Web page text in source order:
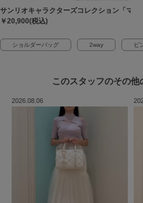
サンリオキャラクターズコレクション「マ
￥20,900(税込)
ショルダーバッグ 2way ピ
このスタッフのその他
2026.08.06